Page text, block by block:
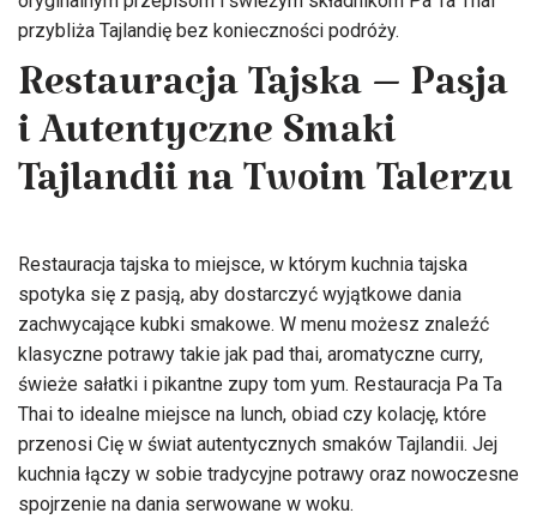
przybliża Tajlandię bez konieczności podróży.
Restauracja Tajska – Pasja
i Autentyczne Smaki
Tajlandii na Twoim Talerzu
Restauracja tajska to miejsce, w którym kuchnia tajska
spotyka się z pasją, aby dostarczyć wyjątkowe dania
zachwycające kubki smakowe. W menu możesz znaleźć
klasyczne potrawy takie jak pad thai, aromatyczne curry,
świeże sałatki i pikantne zupy tom yum. Restauracja Pa Ta
Thai to idealne miejsce na lunch, obiad czy kolację, które
przenosi Cię w świat autentycznych smaków Tajlandii. Jej
kuchnia łączy w sobie tradycyjne potrawy oraz nowoczesne
spojrzenie na dania serwowane w woku.